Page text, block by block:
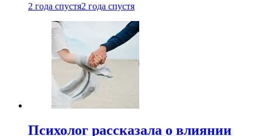
2 года спустя2 года спустя
Психолог рассказала о влиянии